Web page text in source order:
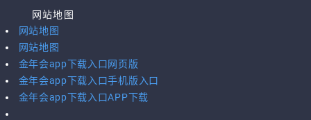
网站地图
网站地图
网站地图
金年会app下载入口网页版
金年会app下载入口手机版入口
金年会app下载入口APP下载